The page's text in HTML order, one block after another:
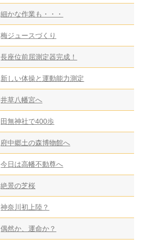
細かな作業も・・・
梅ジュースづくり
長座位前屈測定器完成！
新しい体操と運動能力測定
井草八幡宮へ
田無神社で400歩
府中郷土の森博物館へ
今日は高幡不動尊へ
絶景の芝桜
神奈川初上陸？
偶然か、運命か？